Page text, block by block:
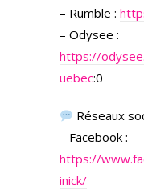
– Rumble :
– Odysee :
https://
uebec:0
Réseaux
– Facebook :
https://
inick/